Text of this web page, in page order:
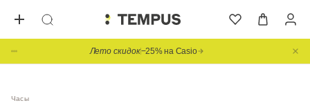
Лето скидок−25% на Casio
Часы